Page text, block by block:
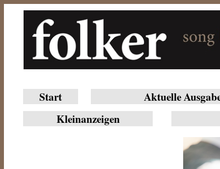
Start
Aktuelle
Klein­anzeigen